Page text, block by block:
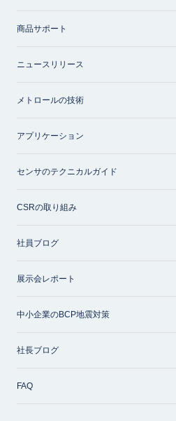
商品サポート
ニュースリリース
メトロールの技術
アプリケーション
センサのテクニカルガイド
CSRの取り組み
社員ブログ
展示会レポート
中小企業のBCP地震対策
社長ブログ
FAQ